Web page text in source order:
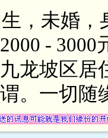
，未婚
-
龙坡区居
。一切随